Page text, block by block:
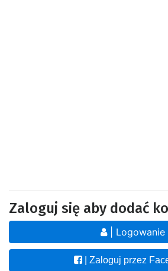
Zaloguj się aby dodać
| Logowanie
| Zaloguj przez